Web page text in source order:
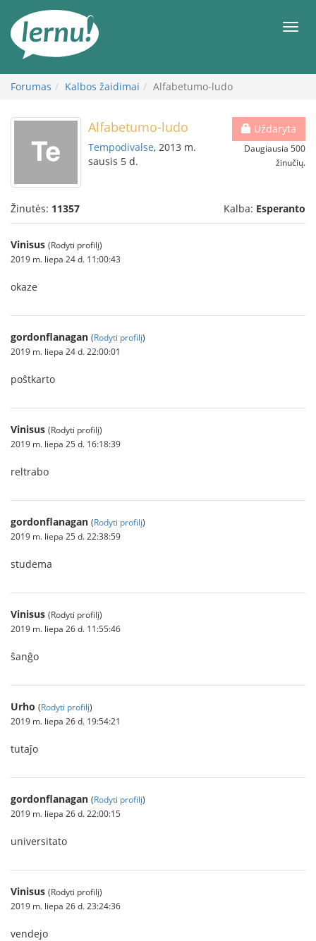
turinį
Forumas Kalbos žaidimai Alfabetumo-ludo
Uždaryta
Daugiausia 500
žinučių.
Alfabetumo-ludo
Tempodivalse, 2013 m.
sausis 5 d.
Žinutės: 11357 Kalba: Esperanto
Vinisus (Rodyti profilį)
2019 m. liepa 24 d. 11:00:43
okaze
gordonflanagan (Rodyti profilį)
2019 m. liepa 24 d. 22:00:01
poŝtkarto
Vinisus (Rodyti profilį)
2019 m. liepa 25 d. 16:18:39
reltrabo
gordonflanagan (Rodyti profilį)
2019 m. liepa 25 d. 22:38:59
studema
Vinisus (Rodyti profilį)
2019 m. liepa 26 d. 11:55:46
ŝanĝo
Urho (Rodyti profilį)
2019 m. liepa 26 d. 19:54:21
tutaĵo
gordonflanagan (Rodyti profilį)
2019 m. liepa 26 d. 22:00:15
universitato
Vinisus (Rodyti profilį)
2019 m. liepa 26 d. 23:24:36
vendejo